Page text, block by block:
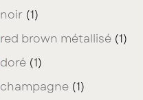
noir (1)
red brown métallisé (1)
doré (1)
champagne (1)